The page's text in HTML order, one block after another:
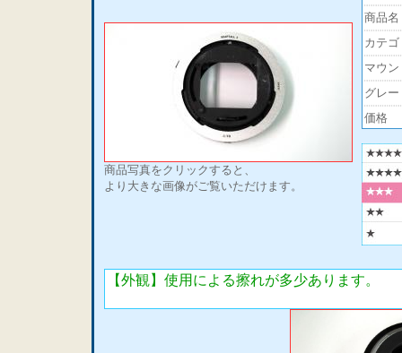
商品写真をクリックすると、
より大きな画像がご覧いただけます。
商品名
カテゴ
マウ
グレー
価格
【外観】使用による擦れが多少あります。